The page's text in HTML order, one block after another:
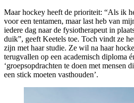
Maar hockey heeft de prioriteit: “Als ik
voor een tentamen, maar last heb van
iedere dag naar de fysiotherapeut in
duik”, geeft Keetels toe. Toch vindt ze
zijn met haar studie. Ze wil na haar
terugvallen op een academisch diploma
‘groepsopdrachten te doen met mensen
een stick moeten vasthouden’.